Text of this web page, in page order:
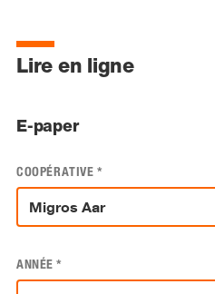
Lire en ligne
E-paper
COOPÉRATIVE *
ANNÉE *